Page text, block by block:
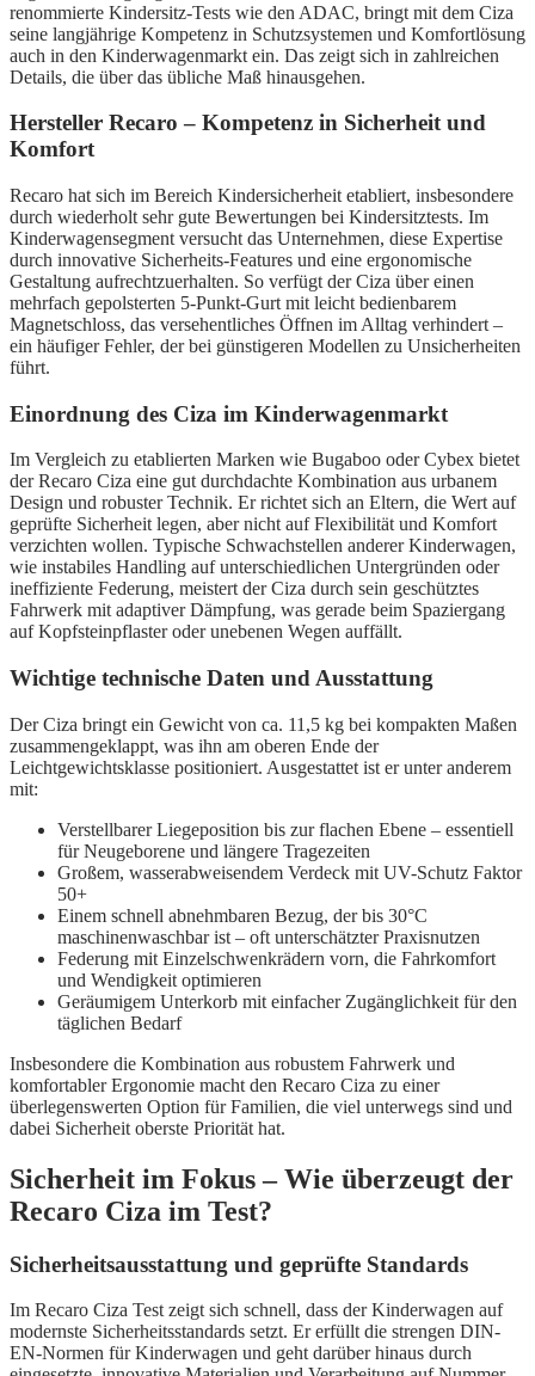
renommierte Kindersitz-Tests wie den ADAC, bringt mit dem Ciza
seine langjährige Kompetenz in Schutzsystemen und Komfortlösung
auch in den Kinderwagenmarkt ein. Das zeigt sich in zahlreichen
Details, die über das übliche Maß hinausgehen.
Hersteller Recaro – Kompetenz in Sicherheit und
Komfort
Recaro hat sich im Bereich Kindersicherheit etabliert, insbesondere
durch wiederholt sehr gute Bewertungen bei Kindersitztests. Im
Kinderwagensegment versucht das Unternehmen, diese Expertise
durch innovative Sicherheits-Features und eine ergonomische
Gestaltung aufrechtzuerhalten. So verfügt der Ciza über einen
mehrfach gepolsterten 5-Punkt-Gurt mit leicht bedienbarem
Magnetschloss, das versehentliches Öffnen im Alltag verhindert –
ein häufiger Fehler, der bei günstigeren Modellen zu Unsicherheiten
führt.
Einordnung des Ciza im Kinderwagenmarkt
Im Vergleich zu etablierten Marken wie Bugaboo oder Cybex bietet
der Recaro Ciza eine gut durchdachte Kombination aus urbanem
Design und robuster Technik. Er richtet sich an Eltern, die Wert auf
geprüfte Sicherheit legen, aber nicht auf Flexibilität und Komfort
verzichten wollen. Typische Schwachstellen anderer Kinderwagen,
wie instabiles Handling auf unterschiedlichen Untergründen oder
ineffiziente Federung, meistert der Ciza durch sein geschütztes
Fahrwerk mit adaptiver Dämpfung, was gerade beim Spaziergang
auf Kopfsteinpflaster oder unebenen Wegen auffällt.
Wichtige technische Daten und Ausstattung
Der Ciza bringt ein Gewicht von ca. 11,5 kg bei kompakten Maßen
zusammengeklappt, was ihn am oberen Ende der
Leichtgewichtsklasse positioniert. Ausgestattet ist er unter anderem
mit:
Verstellbarer Liegeposition bis zur flachen Ebene – essentiell
für Neugeborene und längere Tragezeiten
Großem, wasserabweisendem Verdeck mit UV-Schutz Faktor
50+
Einem schnell abnehmbaren Bezug, der bis 30°C
maschinenwaschbar ist – oft unterschätzter Praxisnutzen
Federung mit Einzelschwenkrädern vorn, die Fahrkomfort
und Wendigkeit optimieren
Geräumigem Unterkorb mit einfacher Zugänglichkeit für den
täglichen Bedarf
Insbesondere die Kombination aus robustem Fahrwerk und
komfortabler Ergonomie macht den Recaro Ciza zu einer
überlegenswerten Option für Familien, die viel unterwegs sind und
dabei Sicherheit oberste Priorität hat.
Sicherheit im Fokus – Wie überzeugt der
Recaro Ciza im Test?
Sicherheitsausstattung und geprüfte Standards
Im Recaro Ciza Test zeigt sich schnell, dass der Kinderwagen auf
modernste Sicherheitsstandards setzt. Er erfüllt die strengen DIN-
EN-Normen für Kinderwagen und geht darüber hinaus durch